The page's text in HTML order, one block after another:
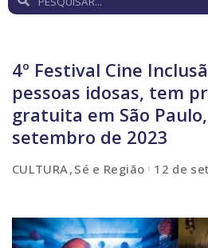
4º Festival Cine
pessoas idosas, tem
gratuita em São
setembro de 2023
CULTURA Sé e Região 12 de